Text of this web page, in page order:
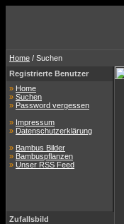
Home / Suchen
Registrierte Benutzer
» Home
» Suchen
» Password vergessen
» Impressum
» Datenschutzerklärung
» Bambus Bilder
» Bambuspflanzen
» Unser RSS Feed
Zufallsbild